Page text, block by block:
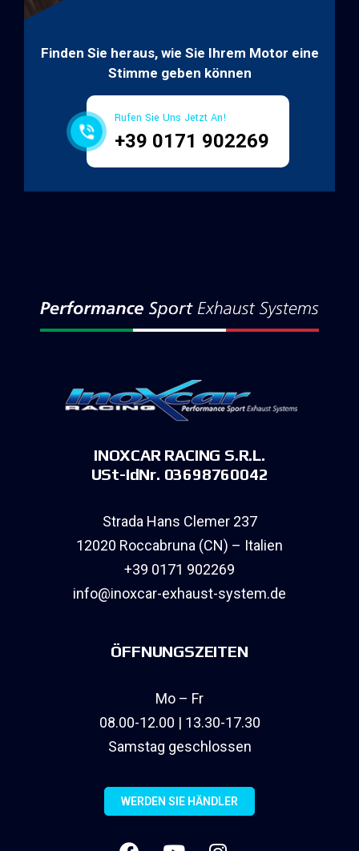
Finden Sie heraus, wie Sie Ihrem Motor eine
Stimme geben können
Rufen Sie Uns Jetzt An!
+39 0171 902269
INOXCAR RACING S.R.L.
USt-IdNr. 03698760042
Strada Hans Clemer 237
12020 Roccabruna (CN) – Italien
+39 0171 902269
info@inoxcar-exhaust-system.de
ÖFFNUNGSZEITEN
Mo – Fr
08.00-12.00 | 13.30-17.30
Samstag geschlossen
WERDEN SIE HÄNDLER